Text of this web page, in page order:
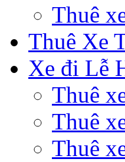
Thuê
Thuê Xe
Xe đi Lễ
Thuê
Thuê
Thuê